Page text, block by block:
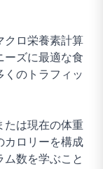
クロ栄養素計算
ーズに最適な食
のトラフィッ
たは現在の体重
カロリーを構成
数を学ぶこと